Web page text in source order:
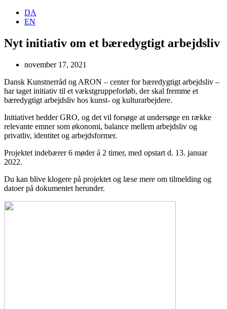
DA
EN
Nyt initiativ om et bæredygtigt arbejdsliv
november 17, 2021
Dansk Kunstnerråd og ARON – center for bæredygtigt arbejdsliv –
har taget initiativ til et vækstgruppeforløb, der skal fremme et
bæredygtigt arbejdsliv hos kunst- og kulturarbejdere.
Initiativet hedder GRO, og det vil forsøge at undersøge en række
relevante emner som økonomi, balance mellem arbejdsliv og
privatliv, identitet og arbejdsformer.
Projektet indebærer 6 møder á 2 timer, med opstart d. 13. januar
2022.
Du kan blive klogere på projektet og læse mere om tilmelding og
datoer på dokumentet herunder.